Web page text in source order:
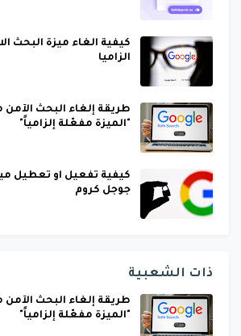
كيفية الغاء ميزة البحث
الزاميا
طريقة إلغاء البحث
"الميزة مفعّلة إلزامياً"
كيفية تفعيل او تعطيل
جوجل كروم
ذات الشعبية
طريقة إلغاء البحث
"الميزة مفعّلة إلزامياً"